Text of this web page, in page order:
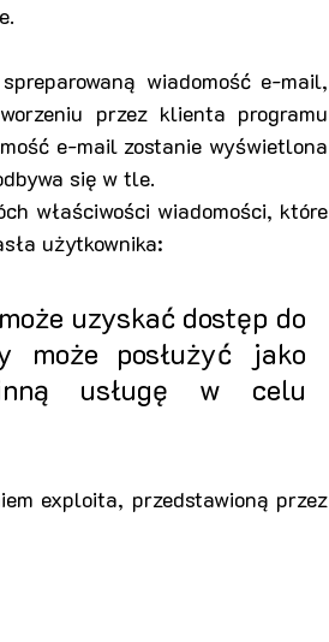
wiadomość e-mail,
przez klienta programu
e-mail zostanie wyświetlona
się w tle.
właściwości wiadomości, które
użytkownika:
uzyskać dostęp do
może posłużyć jako
usługę w celu
exploita, przedstawioną przez